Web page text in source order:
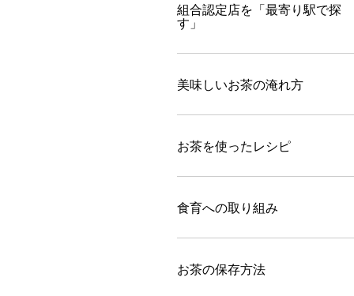
組合認定店を「最寄り駅で探
す」
美味しいお茶の淹れ方
お茶を使ったレシピ
食育への取り組み
お茶の保存方法